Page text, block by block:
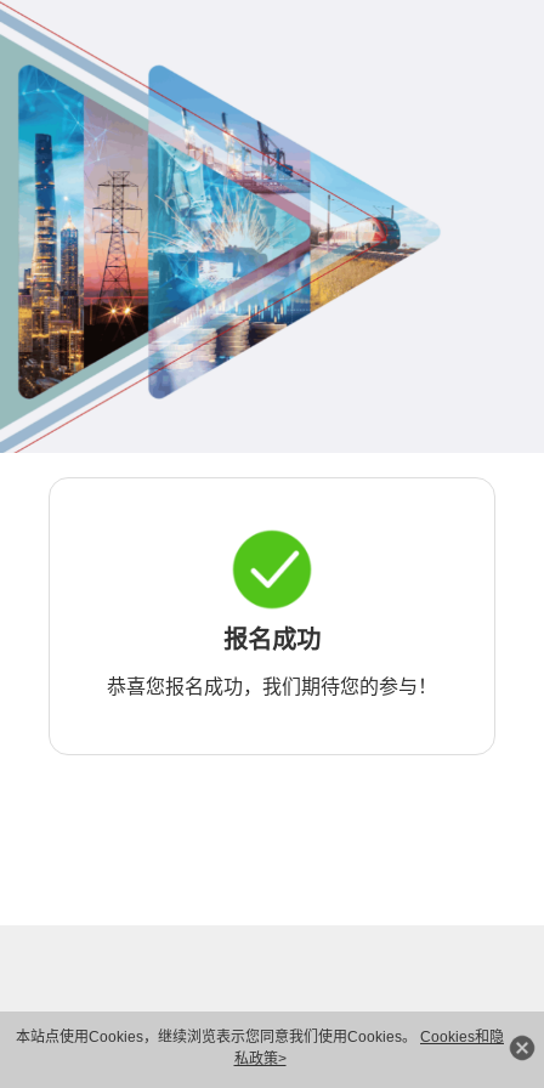
本站点使用Cookies，继续浏览表示您同意我们使用Cookies。 Cookies和隐
私政策>
报名成功
恭喜您报名成功，我们期待您的参与！